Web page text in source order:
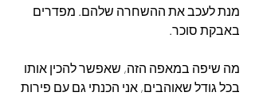
מנת לעכב את ההשחרה שלהם. מפדרים
באבקת סוכר.
מה שיפה במאפה הזה, שאפשר להכין אותו
בכל גודל שאוהבים, אני הכנתי גם עם פירות